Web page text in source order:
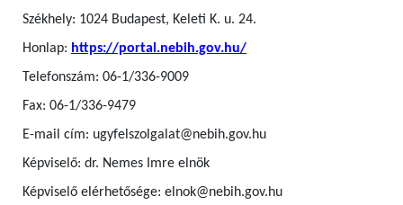
Székhely: 1024 Budapest, Keleti K. u. 24.
Honlap: https://portal.nebih.gov.hu/
Telefonszám: 06-1/336-9009
Fax: 06-1/336-9479
E-mail cím: ugyfelszolgalat@nebih.gov.hu
Képviselő: dr. Nemes Imre elnök
Képviselő elérhetősége: elnok@nebih.gov.hu